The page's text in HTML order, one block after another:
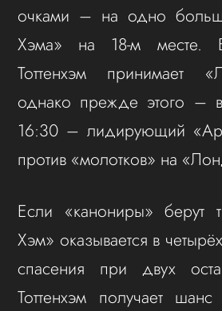
очками – на одно
Хэма» на 18-м месте.
Тоттенхэм принимает
однако прежде этого –
16:30 – лидирующий
против «молотков» на
Если «канониры» берут
Хэм» оказывается в
спасения при двух
Тоттенхэм получает